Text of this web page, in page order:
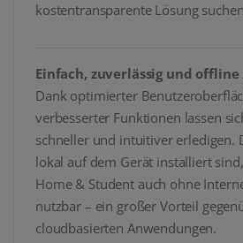
kostentransparente Lösung
Einfach, zuverlässig und
Dank optimierter
verbesserter Funktionen lassen
schneller und intuitiver erledigen.
lokal auf dem Gerät installiert
Home & Student auch ohne
nutzbar – ein großer Vorteil
cloudbasierten Anwendungen.